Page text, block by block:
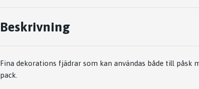
Beskrivning
Fina dekorations fjädrar som kan användas både till påsk
pack.